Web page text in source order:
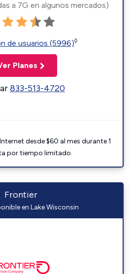
a 7G en algunos mercados)
de usuarios (5996)◊
Planes
833-513-4720
desde $60 al mes durante 1
por tiempo limitado.
Frontier
en Lake Wisconsin